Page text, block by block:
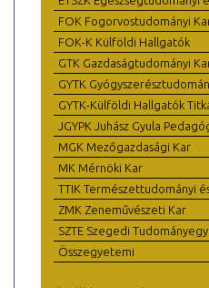
FOK Fogorvostudományi
FOK-K Külföldi Hallgatók
GTK Gazdaságtudományi
GYTK
GYTK-Külföldi Hallgatók
JGYPK Juhász Gyula
MGK Mezőgazdasági Kar
MK Mérnöki Kar
TTIK Természettudományi
ZMK Zeneművészeti Kar
SZTE Szegedi
Összegyetemi